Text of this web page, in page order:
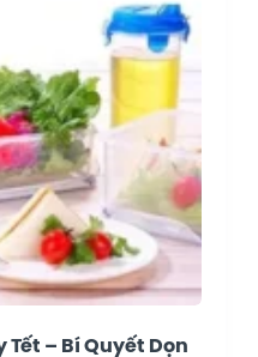
Tết – Bí Quyết Dọn